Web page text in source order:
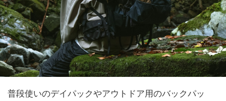
普段使いのデイパックやアウトドア用のバックパッ